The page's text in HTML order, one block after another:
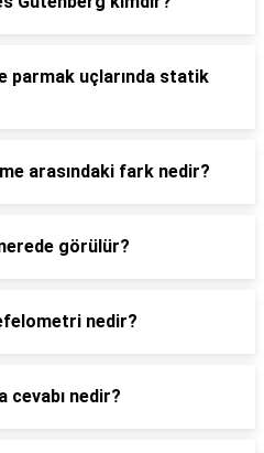
parmak uçlarında statik
arasındaki fark nedir?
görülür?
nedir?
cevabı nedir?